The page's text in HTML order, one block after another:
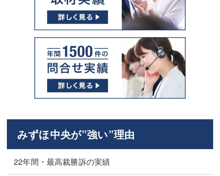
みずほ中央が”強い”理由
22年間・最高裁勝訴の実績